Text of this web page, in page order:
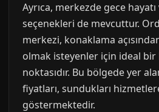
Ayrıca, merkezde gece hayatı
seçenekleri de mevcuttur.
merkezi, konaklama
olmak isteyenler için ideal bir
noktasıdır. Bu bölgede yer
fiyatları, sundukları
göstermektedir.